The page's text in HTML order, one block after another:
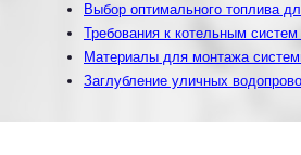
Выбор оптимального топлива
Требования к котельным
Материалы для монтажа
Заглубление уличных